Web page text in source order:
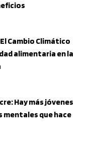
Cambio Climático
alimentaria en la
Hay más jóvenes
mentales que hace